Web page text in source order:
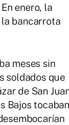
enero, la
bancarrota
meses sin
soldados que
de San
Bajos tocaban